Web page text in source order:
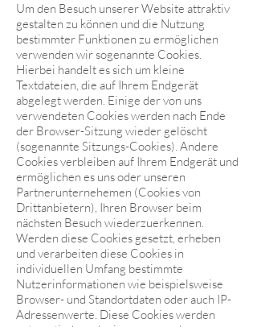
Um den Besuch unserer Website attraktiv
gestalten zu können und die Nutzung
bestimmter Funktionen zu ermöglichen
verwenden wir sogenannte Cookies.
Hierbei handelt es sich um kleine
Textdateien, die auf Ihrem Endgerät
abgelegt werden. Einige der von uns
verwendeten Cookies werden nach Ende
der Browser-Sitzung wieder gelöscht
(sogenannte Sitzungs-Cookies). Andere
Cookies verbleiben auf Ihrem Endgerät und
ermöglichen es uns oder unseren
Partnerunternehemen (Cookies von
Drittanbietern), Ihren Browser beim
nächsten Besuch wiederzuerkennen.
Werden diese Cookies gesetzt, erheben
und verarbeiten diese Cookies in
individuellen Umfang bestimmte
Nutzerinformationen wie beispielsweise
Browser- und Standortdaten oder auch IP-
Adressenwerte. Diese Cookies werden